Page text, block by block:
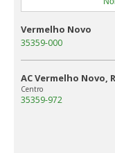
Vermelho Novo
35359-000
AC Vermelho Novo,
Centro
35359-972